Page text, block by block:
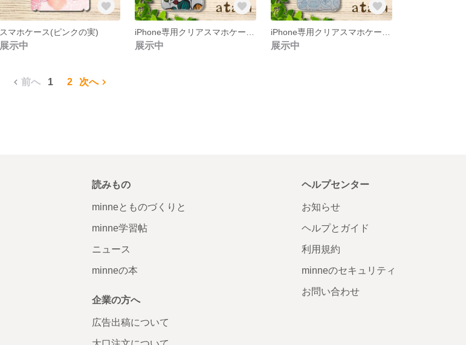
スマホケース(ピンクの実)
展示中 展示中 展示中
前へ 1 2 次へ
読みもの
minneとものづくりと
minne学習帖
ニュース
minneの本
企業の方へ
広告出稿について
ヘルプセンター
お知らせ
ヘルプとガイド
利用規約
minneのセキュリティ
お問い合わせ